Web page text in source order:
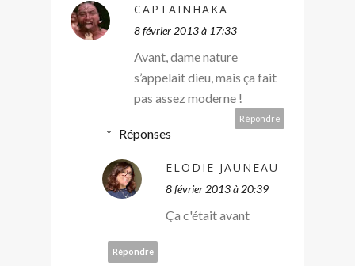
CAPTAINHAKA
8 février 2013 à 17:33
Avant, dame nature
s’appelait dieu, mais ça fait
pas assez moderne !
Répondre
Réponses
ELODIE JAUNEAU
8 février 2013 à 20:39
Ça c'était avant
Répondre